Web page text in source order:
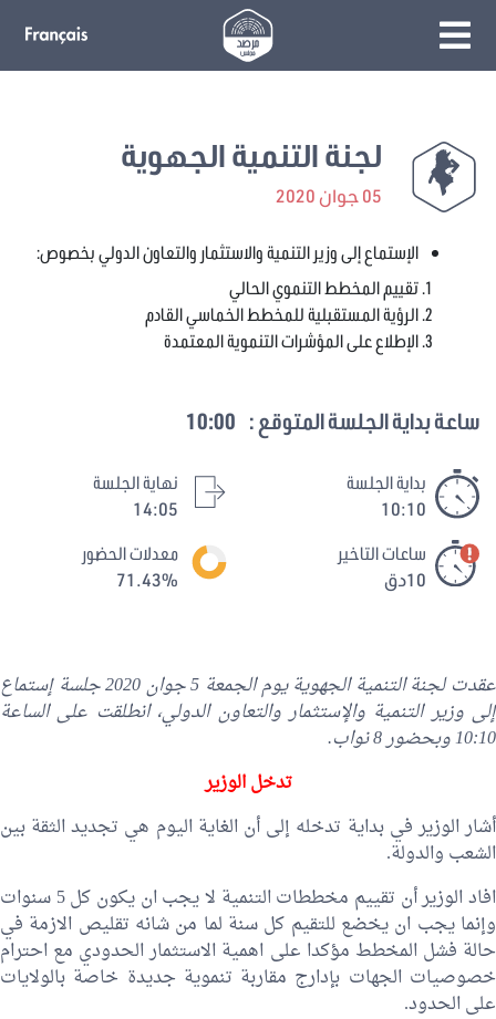
لجنة التنمية الجهوية
05 جوان 2020
الإستماع إلى وزير التنمية والاستثمار والتعاون الدولي بخصوص:
تقييم المخطط التنموي الحالي
الرؤية المستقبلية للمخطط الخماسي القادم
الإطلاع على المؤشرات التنموية المعتمدة
ساعة بداية الجلسة المتوقع : 10:00
بداية الجلسة
10:10
نهاية الجلسة
14:05
ساعات التاخير
10دق
معدلات الحضور
71.43%
عقدت لجنة التنمية الجهوية يوم الجمعة 5 جوان 2020 جلسة إستماع
إلى وزير التنمية والإستثمار والتعاون الدولي، انطلقت على الساعة
10:10 وبحضور 8 نواب.
تدخل الوزير
أشار الوزير في بداية تدخله إلى أن الغاية اليوم هي تجديد الثقة بين
الشعب والدولة.
افاد الوزير أن تقييم مخططات التنمية لا يجب ان يكون كل 5 سنوات
وإنما يجب ان يخضع للتقيم كل سنة لما من شانه تقليص الازمة في
حالة فشل المخطط مؤكدا على اهمية الاستثمار الحدودي مع احترام
خصوصيات الجهات بإدارج مقاربة تنموية جديدة خاصة بالولايات
على الحدود.